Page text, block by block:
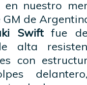
nuestro
de
Swiftfue
alta
con